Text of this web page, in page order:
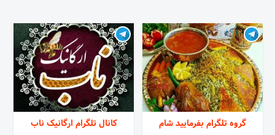
گروه تلگرام بفرمایید شام کانال تلگرام ارگانیک ناب